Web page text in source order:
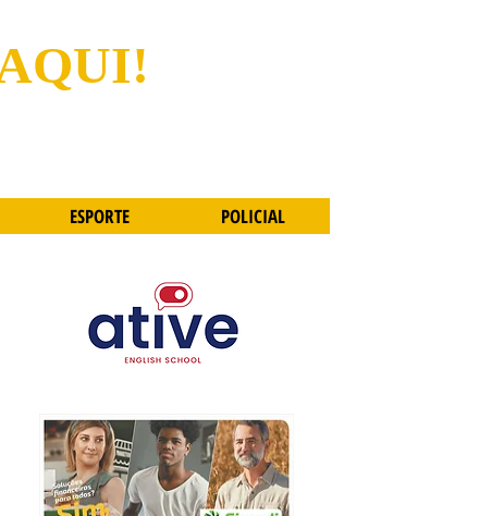
ESPORTE POLICIAL